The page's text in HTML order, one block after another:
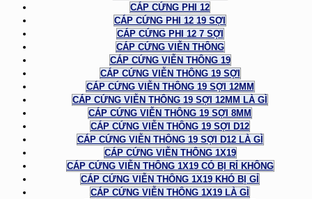
CÁP CỨNG PHI 12
CÁP CỨNG PHI 12 19 SỢI
CÁP CỨNG PHI 12 7 SỢI
CÁP CỨNG VIỄN THÔNG
CÁP CỨNG VIỄN THÔNG 19
CÁP CỨNG VIỄN THÔNG 19 SỢI
CÁP CỨNG VIỄN THÔNG 19 SỢI 12MM
CÁP CỨNG VIỄN THÔNG 19 SỢI 12MM LÀ GÌ
CÁP CỨNG VIỄN THÔNG 19 SỢI 8MM
CÁP CỨNG VIỄN THÔNG 19 SỢI D12
CÁP CỨNG VIỄN THÔNG 19 SỢI D12 LÀ GÌ
CÁP CỨNG VIỄN THÔNG 1X19
CÁP CỨNG VIỄN THÔNG 1X19 CÓ BỊ RỈ KHÔNG
CÁP CỨNG VIỄN THÔNG 1X19 KHÓ BỊ GỈ
CÁP CỨNG VIỄN THÔNG 1X19 LÀ GÌ